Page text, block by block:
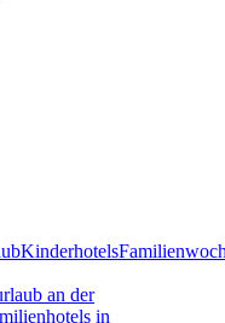
Kinderhotels
an der
in